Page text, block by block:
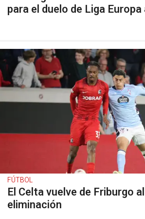
para el duelo de Liga
FÚTBOL
El Celta vuelve de Friburgo
eliminación